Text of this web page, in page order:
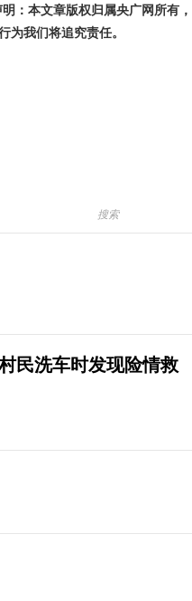
：本文章版权归属央广网所有，
我们将追究责任。
民洗车时发现险情救